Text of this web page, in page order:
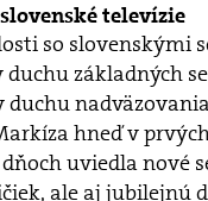
televízie
so slovenskými
základných
duchu
hneď v
uviedla nové
ale aj jubilejnú